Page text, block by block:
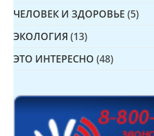
ЧЕЛОВЕК И ЗДОРОВЬЕ (5)
ЭКОЛОГИЯ (13)
ЭТО ИНТЕРЕСНО (48)